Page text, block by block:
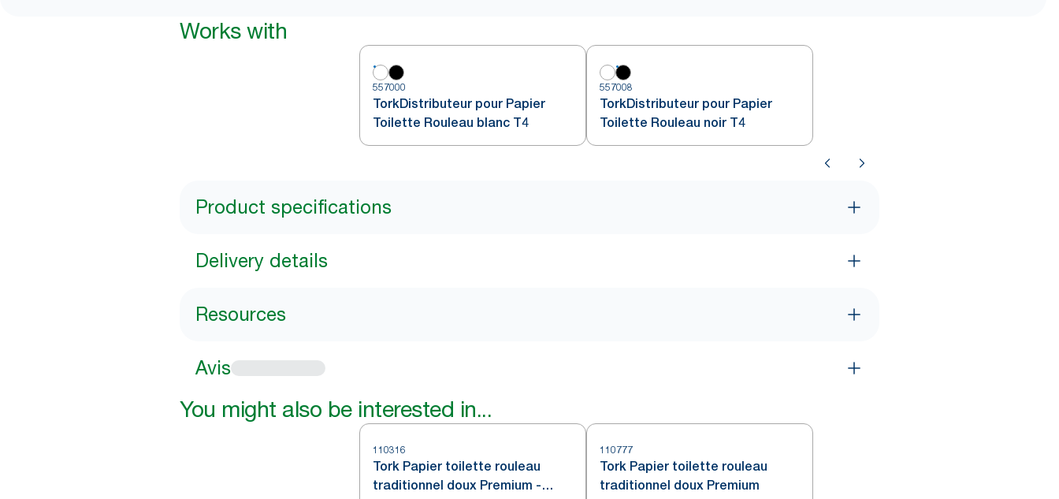
Works with
557000
TorkDistributeur pour Papier
Toilette Rouleau blanc T4
557008
TorkDistributeur pour Papier
Toilette Rouleau noir T4
Product specifications
Delivery details
Resources
Avis
You might also be interested in...
110316
Tork Papier toilette rouleau
traditionnel doux Premium -
110777
Tork Papier toilette rouleau
traditionnel doux Premium